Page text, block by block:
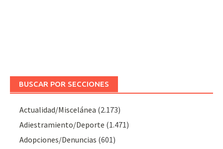
BUSCAR POR SECCIONES
Actualidad/Miscelánea (2.173)
Adiestramiento/Deporte (1.471)
Adopciones/Denuncias (601)